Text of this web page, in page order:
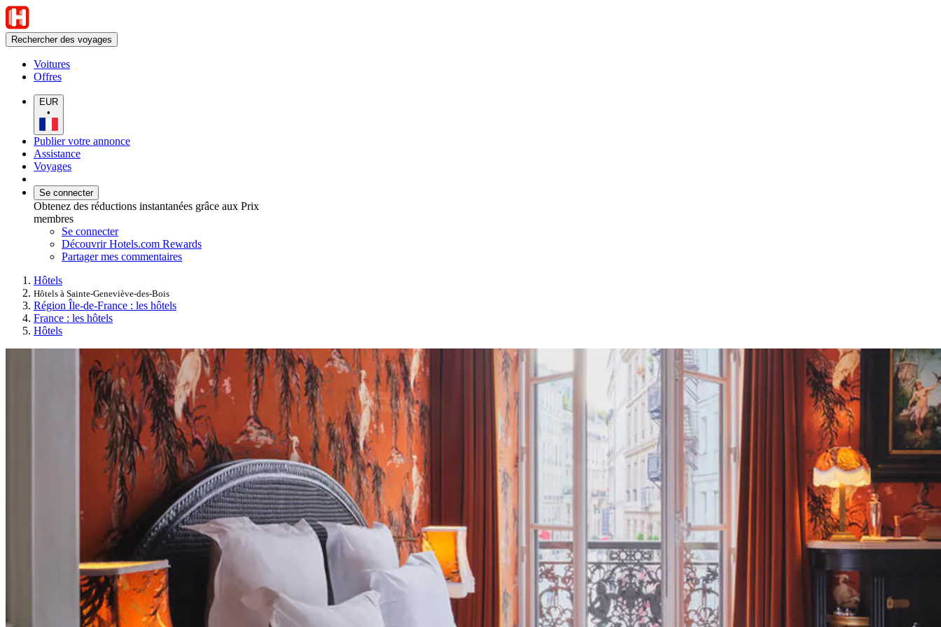
Rechercher des voyages
Voitures
Offres
EUR
•
Publier votre annonce
Assistance
Voyages
Se connecter
Obtenez des réductions instantanées grâce aux Prix
membres
Se connecter
Découvrir Hotels.com Rewards
Partager mes commentaires
Hôtels
Hôtels à Sainte-Geneviève-des-Bois
Région Île-de-France : les hôtels
France : les hôtels
Hôtels